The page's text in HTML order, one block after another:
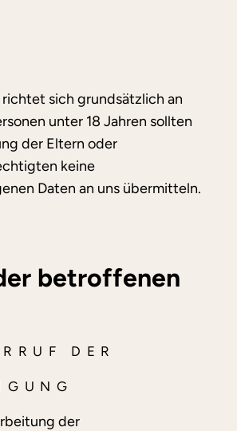
sich grundsätzlich an
unter 18 Jahren sollten
der Eltern oder
keine
Daten an uns übermitteln.
betroffenen
DER
der